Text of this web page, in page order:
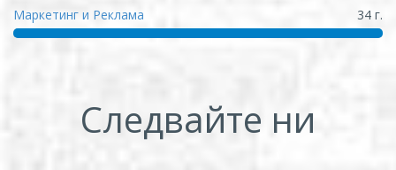
Маркетинг и Реклама 34 г.
Следвайте ни